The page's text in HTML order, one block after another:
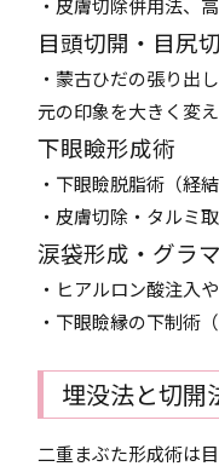
・皮膚切除併用法、
目頭切開・目尻
・蒙古ひだの張り出
元の印象を大きく変
下眼瞼形成術
・下眼瞼脱脂術（経
・皮膚切除・タルミ
涙袋形成・グラ
・ヒアルロン酸注入
・下眼瞼縁の下制術
埋没法と切開
二重まぶた形成術は